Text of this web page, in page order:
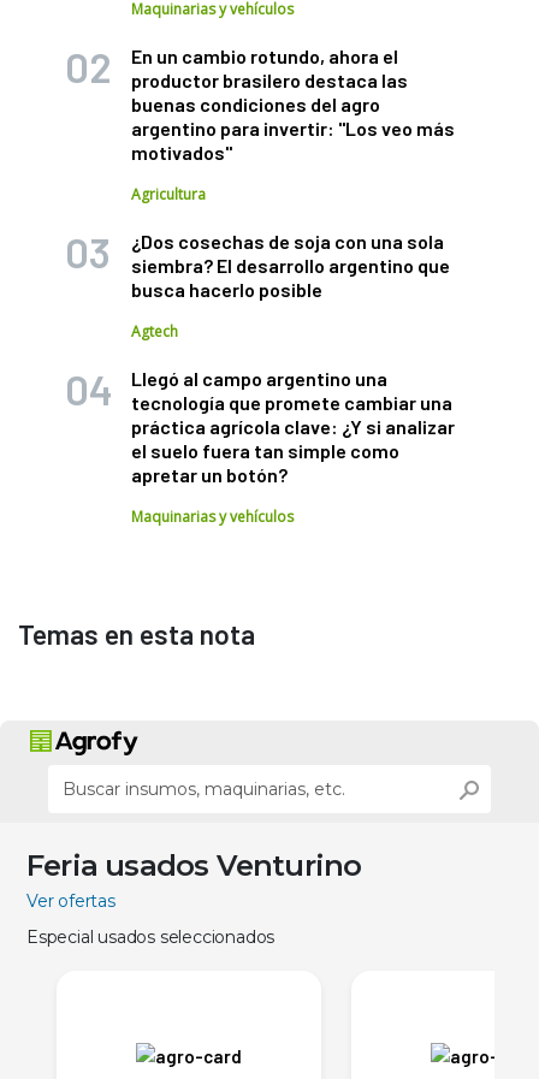
Maquinarias y vehículos
En un cambio rotundo, ahora el
productor brasilero destaca las
buenas condiciones del agro
argentino para invertir: "Los veo más
motivados"
Agricultura
¿Dos cosechas de soja con una sola
siembra? El desarrollo argentino que
busca hacerlo posible
Agtech
Llegó al campo argentino una
tecnología que promete cambiar una
práctica agrícola clave: ¿Y si analizar
el suelo fuera tan simple como
apretar un botón?
Maquinarias y vehículos
Temas en esta nota
Feria usados Venturino
Ver ofertas
Especial usados seleccionados